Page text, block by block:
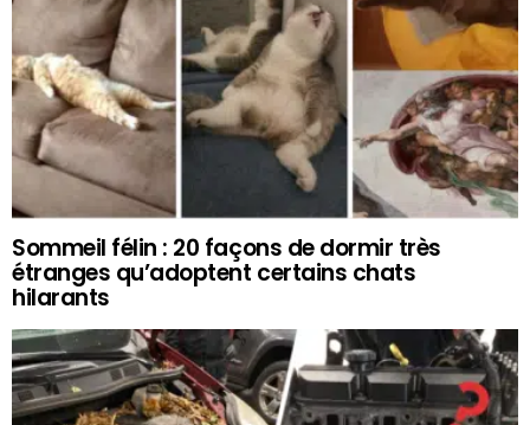
Sommeil félin : 20 façons de dormir très
étranges qu’adoptent certains chats
hilarants